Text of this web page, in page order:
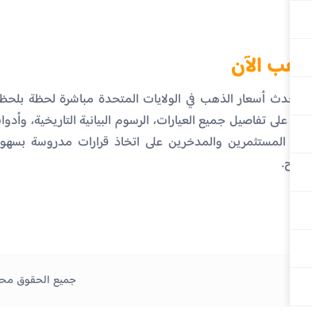
الذهب الآن
تابع أحدث أسعار الذهب في الولايات المتحدة مباشرة لحظة
احصل على تفاصيل جميع العيارات، الرسوم البيانية التاريخية،
تساعد المستثمرين والمدخرين على اتخاذ قرارات مدروسة
ووضوح.
جميع الحقوق